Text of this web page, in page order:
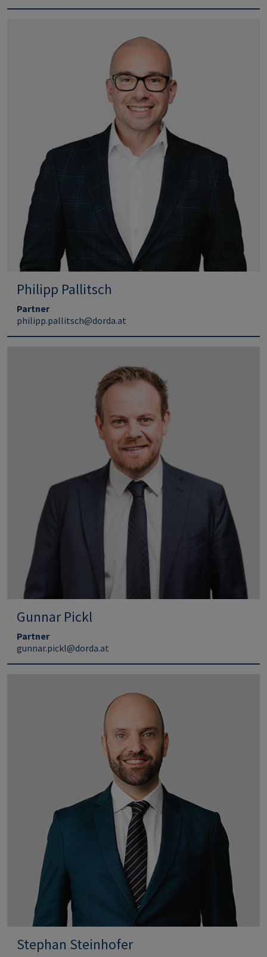
Philipp Pallitsch
Partner
philipp.pallitsch@dorda.at
Gunnar Pickl
Partner
gunnar.pickl@dorda.at
Stephan Steinhofer